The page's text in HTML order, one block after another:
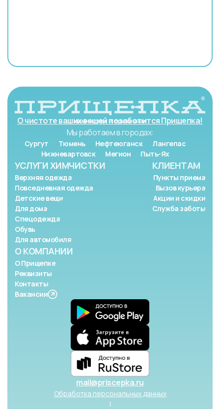
О чистоте ваших вещей позаботится Прищепка!
Мы работаем в городах:
Сургут Тюмень Нефтеюганск
Лангепас
Нижневартовск
Мегион Пыть-Ях
КЛИЕНТАМ
Пункты приема
Вызов курьера
Акции и скидки
Служба заботы
О КОМПАНИИ
О Прищепке
Реквизиты
Контакты
Вакансии
УСЛУГИ ХИМЧИСТКИ
Верхняя одежда
Повседневная одежда
Детские вещи
Для дома
Спецодежда
Обувь
Для автомобиля
mail@priscepka.ru
Обработка персональных данных
|